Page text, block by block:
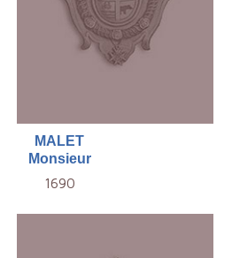
MALET
Monsieur
1690